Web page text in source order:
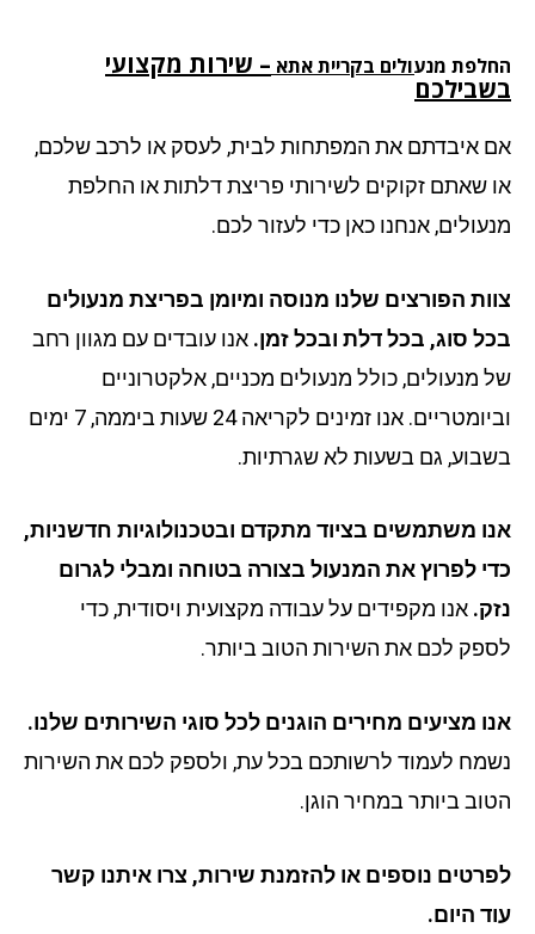
מנעוליםבקריית אתא– שירות מקצועי
איבדתם את המפתחות לבית, לעסק או לרכב שלכם,
שאתם זקוקים לשירותי פריצת דלתות או החלפת
אנחנו כאן כדי לעזור לכם.
הפורצים שלנו מנוסה ומיומן בפריצת מנעולים
סוג, בכל דלת ובכל זמן.אנו עובדים עם מגוון רחב
מנעולים, כולל מנעולים מכניים, אלקטרוניים
וביומטריים. אנו זמינים לקריאה 24 שעות ביממה, 7 ימים
גם בשעות לא שגרתיות.
משתמשים בציוד מתקדם ובטכנולוגיות חדשניות,
לפרוץ את המנעול בצורה בטוחה ומבלי לגרום
אנו מקפידים על עבודה מקצועית ויסודית, כדי
לכם את השירות הטוב ביותר.
מציעים מחירים הוגנים לכל סוגי השירותים שלנו.
לעמוד לרשותכם בכל עת, ולספק לכם את השירות
ביותר במחיר הוגן.
נוספים או להזמנת שירות, צרו איתנו קשר
היום.